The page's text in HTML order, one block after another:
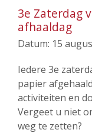
3e Zaterdag
afhaaldag
Datum: 15
Iedere 3e
papier
activiteiten en
Vergeet u niet
weg te zetten?